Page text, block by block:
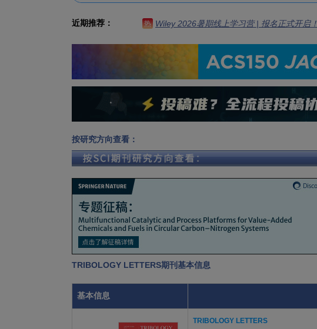
近期推荐： 热 Wiley 2026暑期线上学习营 | 报名正式开启！
按研究方向查看：
TRIBOLOGY LETTERS期刊基本信息
基本信息
TRIBOLOGY LETTERS